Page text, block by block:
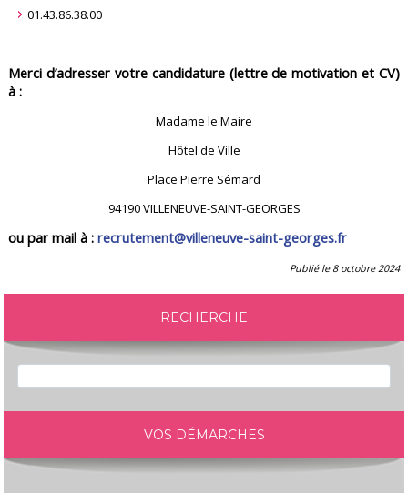
01.43.86.38.00
Merci d’adresser votre candidature (lettre de motivation et CV)
à :
Madame le Maire
Hôtel de Ville
Place Pierre Sémard
94190 VILLENEUVE-SAINT-GEORGES
ou par mail à :recrutement@villeneuve-saint-georges.fr
Publié le 8 octobre 2024
RECHERCHE
VOS DÉMARCHES